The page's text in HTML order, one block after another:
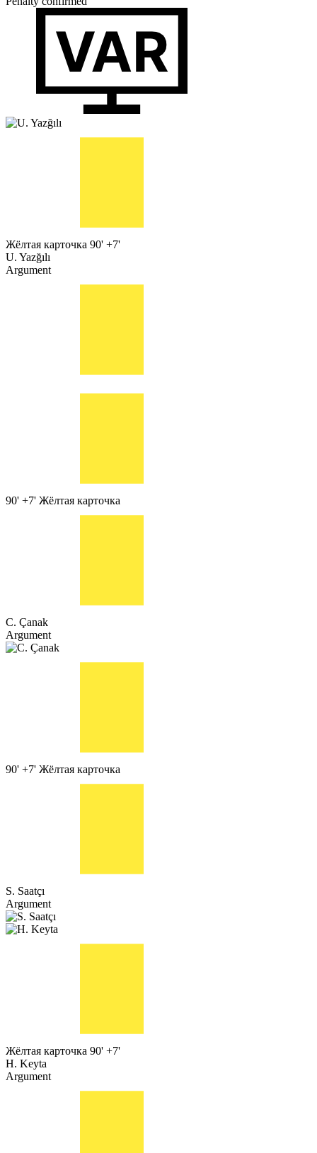
Жёлтая карточка 90' +7'
U. Yazğılı
Argument
90' +7' Жёлтая карточка
C. Çanak
Argument
90' +7' Жёлтая карточка
S. Saatçı
Argument
Жёлтая карточка 90' +7'
H. Keyta
Argument